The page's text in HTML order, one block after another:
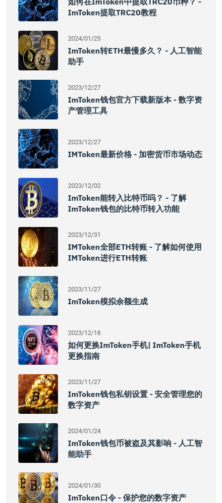
ImToken提取TRC20教程
2024/01/25
ImToken转ETH最慢多久？ - 人工智能
助手
2023/12/27
ImToken钱包官方下载新版本 - 数字资
产管理工具
2023/12/27
IMToken最新价格 - 加密货币市场动态
2023/12/02
ImToken能转入比特币吗？ - 了解
ImToken钱包的比特币转入功能
2023/12/31
IMToken全部ETH转账 - 了解如何使用
IMToken进行ETH转账
2023/11/27
ImToken模拟余额生成
2023/12/18
如何更换imToken手机| ImToken手机
更换指南
2023/11/27
ImToken钱包私钥设置 - 安全管理您的
数字资产
2024/01/24
ImToken钱包币被盗及其影响 - 人工智
能助手
2024/01/30
ImToken口令 - 保护您的数字资产